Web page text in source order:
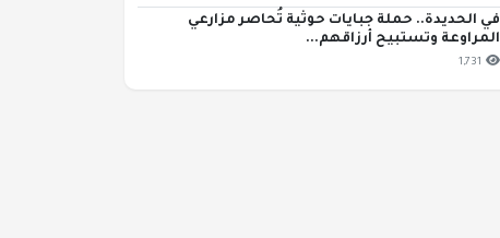
في الحديدة.. حملة جبايات حوثية تُحاصر مزارعي
المراوعة وتستبيح أرزاقهم...
1,731